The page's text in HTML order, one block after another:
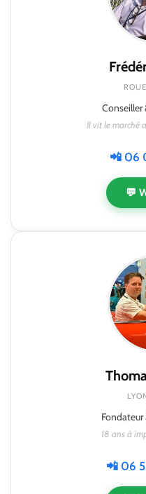
Conseiller
Il vit le marché
📲 06
💬
18 ans à
📲 06